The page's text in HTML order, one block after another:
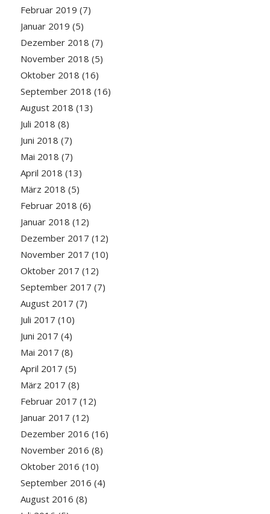
Februar 2019 (7)
Januar 2019 (5)
Dezember 2018 (7)
November 2018 (5)
Oktober 2018 (16)
September 2018 (16)
August 2018 (13)
Juli 2018 (8)
Juni 2018 (7)
Mai 2018 (7)
April 2018 (13)
März 2018 (5)
Februar 2018 (6)
Januar 2018 (12)
Dezember 2017 (12)
November 2017 (10)
Oktober 2017 (12)
September 2017 (7)
August 2017 (7)
Juli 2017 (10)
Juni 2017 (4)
Mai 2017 (8)
April 2017 (5)
März 2017 (8)
Februar 2017 (12)
Januar 2017 (12)
Dezember 2016 (16)
November 2016 (8)
Oktober 2016 (10)
September 2016 (4)
August 2016 (8)